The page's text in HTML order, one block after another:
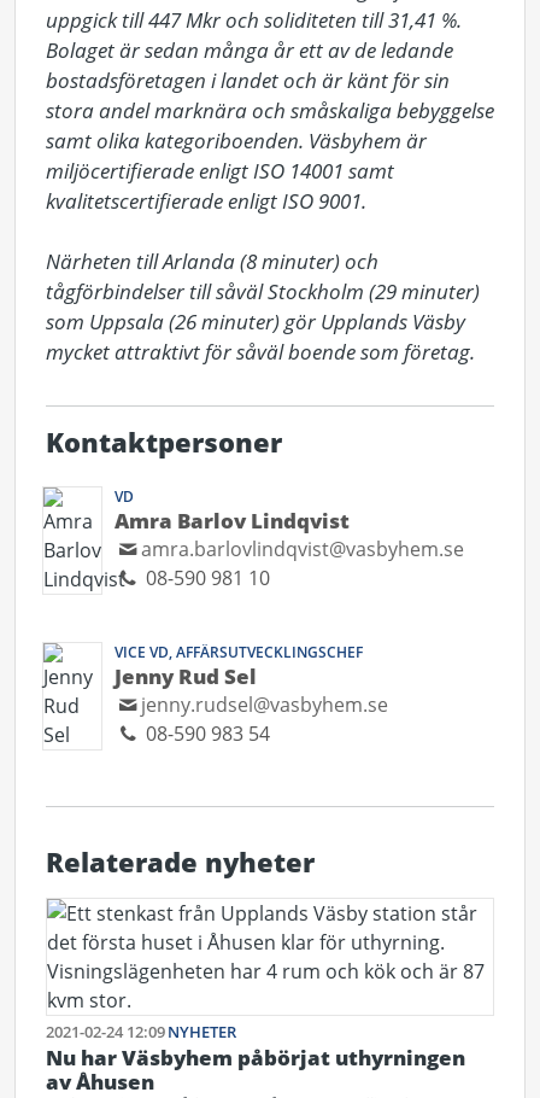
uppgick till 447 Mkr och soliditeten till 31,41 %.
Bolaget är sedan många år ett av de ledande
bostadsföretagen i landet och är känt för sin
stora andel marknära och småskaliga bebyggelse
samt olika kategoriboenden. Väsbyhem är
miljöcertifierade enligt ISO 14001 samt
kvalitetscertifierade enligt ISO 9001.
Närheten till Arlanda (8 minuter) och
tågförbindelser till såväl Stockholm (29 minuter)
som Uppsala (26 minuter) gör Upplands Väsby
mycket attraktivt för såväl boende som företag.
Kontaktpersoner
VD
Amra Barlov Lindqvist
amra.barlovlindqvist@vasbyhem.se
08-590 981 10
VICE VD, AFFÄRSUTVECKLINGSCHEF
Jenny Rud Sel
jenny.rudsel@vasbyhem.se
08-590 983 54
Relaterade nyheter
2021-02-24 12:09NYHETER
Nu har Väsbyhem påbörjat uthyrningen
av Åhusen